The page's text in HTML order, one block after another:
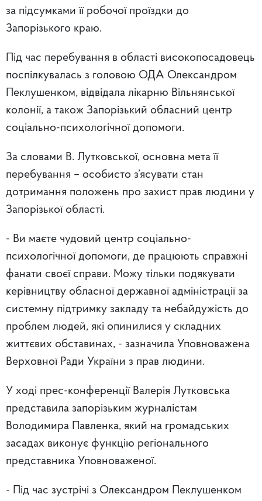
за підсумками її робочої проїздки до
Запорізького краю.
Під час перебування в області високопосадовець
поспілкувалась з головою ОДА Олександром
Пеклушенком, відвідала лікарню Вільнянської
колонії, а також Запорізький обласний центр
соціально-психологічної допомоги.
За словами В. Лутковської, основна мета її
перебування – особисто з’ясувати стан
дотримання положень про захист прав людини у
Запорізької області.
- Ви маєте чудовий центр соціально-
психологічної допомоги, де працюють справжні
фанати своєї справи. Можу тільки подякувати
керівництву обласної державної адміністрації за
системну підтримку закладу та небайдужість до
проблем людей, які опинилися у складних
життєвих обставинах, - зазначила Уповноважена
Верховної Ради України з прав людини.
У ході прес-конференції Валерія Лутковська
представила запорізьким журналістам
Володимира Павленка, який на громадських
засадах виконує функцію регіонального
представника Уповноваженої.
- Під час зустрічі з Олександром Пеклушенком